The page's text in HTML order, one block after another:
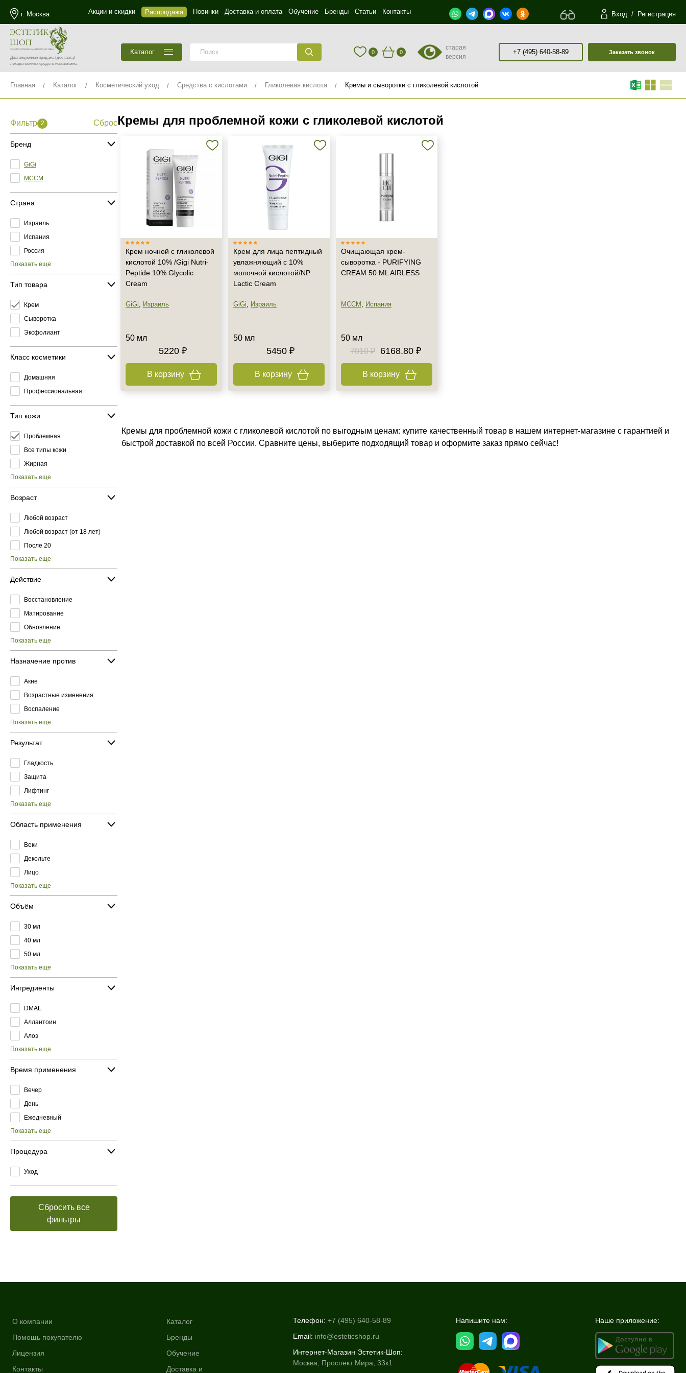
г. Москва Акции и скидки Распродажа Новинки Доставка и оплата Обучение Бренды Статьи Контакты Вход / Регистрация
Дистанционная продажа(доставка)
лекарственных средств невозможна
Каталог 0 0
старая
версия
+7 (495) 640-58-89 Заказать звонок
Главная Каталог Косметический уход Средства с кислотами Гликолевая кислота Кремы и сыворотки с гликолевой кислотой
Фильтр 2 Сброс
Бренд
GiGi
MCCM
Страна
Израиль
Испания
Россия
Показать еще
Тип товара
Крем
Сыворотка
Эксфолиант
Класс косметики
Домашняя
Профессиональная
Тип кожи
Проблемная
Все типы кожи
Жирная
Показать еще
Возраст
Любой возраст
Любой возраст (от 18 лет)
После 20
Показать еще
Действие
Восстановление
Матирование
Обновление
Показать еще
Назначение против
Акне
Возрастные изменения
Воспаление
Показать еще
Результат
Гладкость
Защита
Лифтинг
Показать еще
Область применения
Веки
Декольте
Лицо
Показать еще
Объём
30 мл
40 мл
50 мл
Показать еще
Ингредиенты
DMAE
Аллантоин
Алоэ
Показать еще
Время применения
Вечер
День
Ежедневный
Показать еще
Процедура
Уход
Сбросить все
фильтры
Кремы для проблемной кожи с гликолевой кислотой
Крем ночной с гликолевой
кислотой 10% /Gigi Nutri-
Peptide 10% Glycolic
Cream
GiGi, Израиль
50 мл
5220 ₽
В корзину
Крем для лица пептидный
увлажняющий с 10%
молочной кислотой/NP
Lactic Cream
GiGi, Израиль
50 мл
5450 ₽
В корзину
Очищающая крем-
сыворотка - PURIFYING
CREAM 50 ML AIRLESS
MCCM , Испания
50 мл
7010 ₽
6168.80 ₽
В корзину
Кремы для проблемной кожи с гликолевой кислотой по выгодным ценам: купите качественный товар в нашем интернет-магазине с гарантией и
быстрой доставкой по всей России. Сравните цены, выберите подходящий товар и оформите заказ прямо сейчас!
О компании
Помощь покупателю
Лицензия
Контакты
Каталог
Бренды
Обучение
Доставка и
Телефон: +7 (495) 640-58-89
Email: info@esteticshop.ru
Интернет-Магазин Эстетик-Шоп:
Москва, Проспект Мира, 33к1
Напишите нам: Наше приложение: